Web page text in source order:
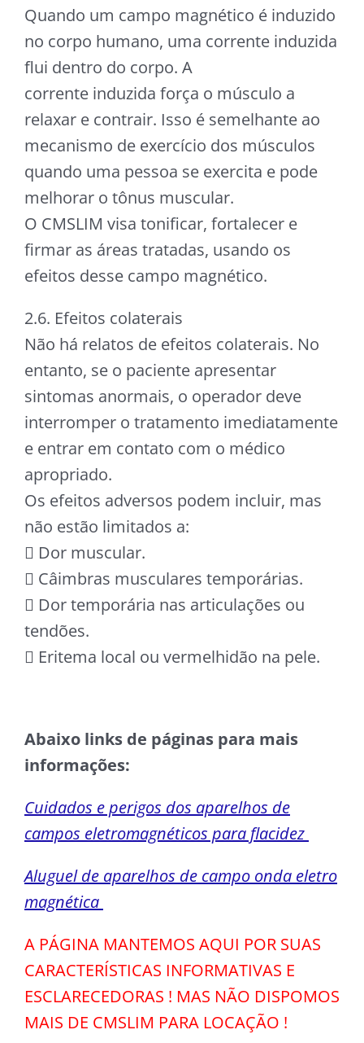
Quando um campo magnético é induzido
no corpo humano, uma corrente induzida
flui dentro do corpo. A
corrente induzida força o músculo a
relaxar e contrair. Isso é semelhante ao
mecanismo de exercício dos músculos
quando uma pessoa se exercita e pode
melhorar o tônus muscular.
O CMSLIM visa tonificar, fortalecer e
firmar as áreas tratadas, usando os
efeitos desse campo magnético.
2.6. Efeitos colaterais
Não há relatos de efeitos colaterais. No
entanto, se o paciente apresentar
sintomas anormais, o operador deve
interromper o tratamento imediatamente
e entrar em contato com o médico
apropriado.
Os efeitos adversos podem incluir, mas
não estão limitados a:
 Dor muscular.
 Câimbras musculares temporárias.
 Dor temporária nas articulações ou
tendões.
 Eritema local ou vermelhidão na pele.
Abaixo links de páginas para mais
informações:
Cuidados e perigos dos aparelhos de
campos eletromagnéticos para flacidez
Aluguel de aparelhos de campo onda eletro
magnética
A PÁGINA MANTEMOS AQUI POR SUAS
CARACTERÍSTICAS INFORMATIVAS E
ESCLARECEDORAS ! MAS NÃO DISPOMOS
MAIS DE CMSLIM PARA LOCAÇÃO !